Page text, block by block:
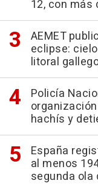
12, con más
AEMET
eclipse:
litoral
Policía
hachís y
España
al menos
segunda ola